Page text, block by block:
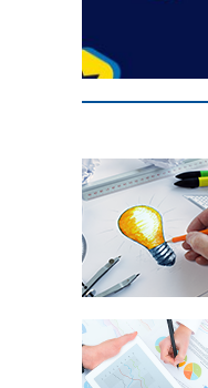
CARNET
25 avril 2022
Afin
ukrainiens
FEUILLETER